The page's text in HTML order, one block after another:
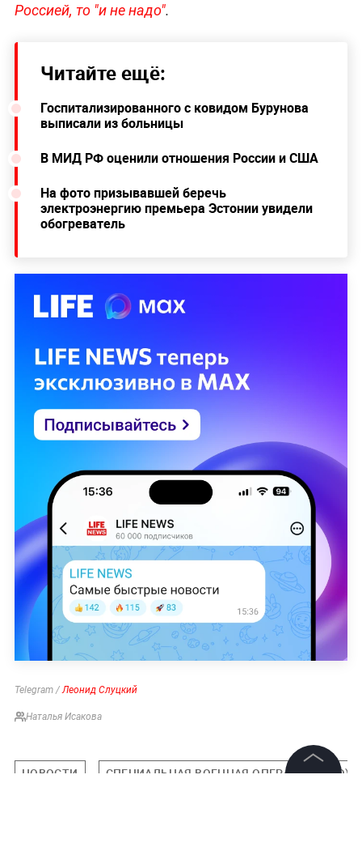
Россией, то "и не надо".
Читайте ещё:
Госпитализированного с ковидом Бурунова
выписали из больницы
В МИД РФ оценили отношения России и США
На фото призывавшей беречь
электроэнергию премьера Эстонии увидели
обогреватель
Telegram / Леонид Слуцкий
Наталья Исакова
НОВОСТИ СПЕЦИАЛЬНАЯ ВОЕННАЯ ОПЕРАЦИЯ (СВО)